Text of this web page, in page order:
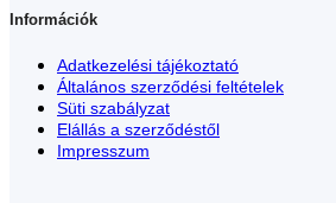
Információk
Adatkezelési tájékoztató
Általános szerződési feltételek
Süti szabályzat
Elállás a szerződéstől
Impresszum